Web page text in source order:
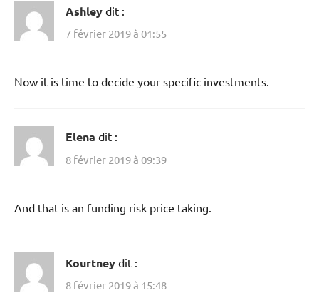
Ashley dit :
7 février 2019 à 01:55
Now it is time to decide your specific investments.
Elena dit :
8 février 2019 à 09:39
And that is an funding risk price taking.
Kourtney dit :
8 février 2019 à 15:48